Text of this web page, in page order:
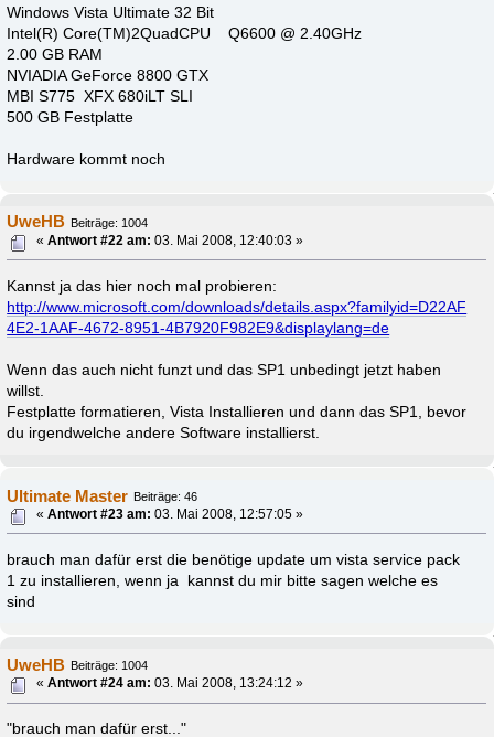
Windows Vista Ultimate 32 Bit
Intel(R) Core(TM)2QuadCPU Q6600 @ 2.40GHz
2.00 GB RAM
NVIADIA GeForce 8800 GTX
MBI S775 XFX 680iLT SLI
500 GB Festplatte
Hardware kommt noch
UweHB Beiträge: 1004
«Antwort #22 am: 03. Mai 2008, 12:40:03 »
Kannst ja das hier noch mal probieren:
http://www.microsoft.com/downloads/details.aspx?familyid=D22AF
4E2-1AAF-4672-8951-4B7920F982E9&displaylang=de
Wenn das auch nicht funzt und das SP1 unbedingt jetzt haben
willst.
Festplatte formatieren, Vista Installieren und dann das SP1, bevor
du irgendwelche andere Software installierst.
Ultimate Master Beiträge: 46
«Antwort #23 am: 03. Mai 2008, 12:57:05 »
brauch man dafür erst die benötige update um vista service pack
1 zu installieren, wenn ja kannst du mir bitte sagen welche es
sind
UweHB Beiträge: 1004
«Antwort #24 am: 03. Mai 2008, 13:24:12 »
"brauch man dafür erst..."